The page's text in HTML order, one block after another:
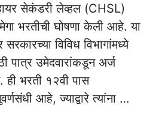
सेकंडरी लेव्हल (CHSL)
भरतीची घोषणा केली आहे. या
सरकारच्या विविध विभागांमध्ये
पात्र उमेदवारांकडून अर्ज
भरती १२वी पास
आहे, ज्याद्वारे त्यांना …